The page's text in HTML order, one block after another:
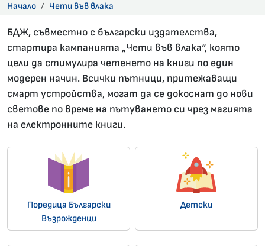
Начало Чети във влака
БДЖ, съвместно с български издателства,
стартира кампанията „Чети във влака“, която
цели да стимулира четенето на книги по един
модерен начин. Всички пътници, притежаващи
смарт устройства, могат да се докоснат до нови
светове по време на пътуването си чрез магията
на електронните книги.
Поредица Български
Възрожденци
Детски